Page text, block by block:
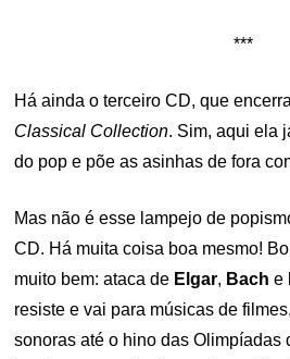
***
Há ainda o terceiro CD, que
Classical Collection. Sim, aqui ela
do pop e põe as asinhas de fora
Mas não é esse lampejo de
CD. Há muita coisa boa mesmo!
muito bem: ataca de Elgar, Bach e
resiste e vai para músicas de
sonoras até o hino das Olimpíadas